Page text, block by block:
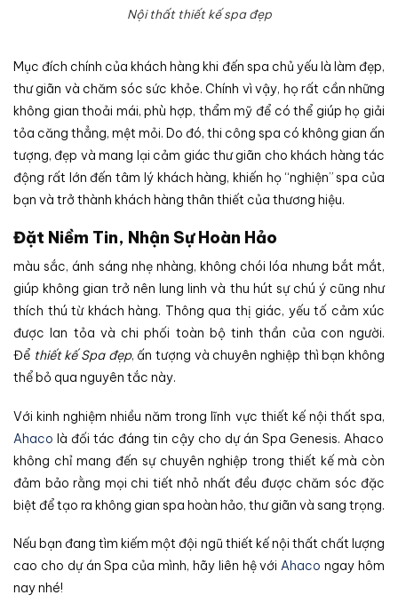
Nội thất thiết kế spa đẹp
Mục đích chính của khách hàng khi đến spa chủ yếu là làm đẹp,
thư giãn và chăm sóc sức khỏe. Chính vì vậy, họ rất cần những
không gian thoải mái, phù hợp, thẩm mỹ để có thể giúp họ giải
tỏa căng thẳng, mệt mỏi. Do đó, thi công spa có không gian ấn
tượng, đẹp và mang lại cảm giác thư giãn cho khách hàng tác
động rất lớn đến tâm lý khách hàng, khiến họ “nghiện” spa của
bạn và trở thành khách hàng thân thiết của thương hiệu.
Đặt Niềm Tin, Nhận Sự Hoàn Hảo
màu sắc, ánh sáng nhẹ nhàng, không chói lóa nhưng bắt mắt,
giúp không gian trở nên lung linh và thu hút sự chú ý cũng như
thích thú từ khách hàng. Thông qua thị giác, yếu tố cảm xúc
được lan tỏa và chi phối toàn bộ tinh thần của con người.
Để thiết kế Spa đẹp, ấn tượng và chuyên nghiệp thì bạn không
thể bỏ qua nguyên tắc này.
Với kinh nghiệm nhiều năm trong lĩnh vực thiết kế nội thất spa,
Ahaco là đối tác đáng tin cậy cho dự án Spa Genesis. Ahaco
không chỉ mang đến sự chuyên nghiệp trong thiết kế mà còn
đảm bảo rằng mọi chi tiết nhỏ nhất đều được chăm sóc đặc
biệt để tạo ra không gian spa hoàn hảo, thư giãn và sang trọng.
Nếu bạn đang tìm kiếm một đội ngũ thiết kế nội thất chất lượng
cao cho dự án Spa của mình, hãy liên hệ với Ahaco ngay hôm
nay nhé!